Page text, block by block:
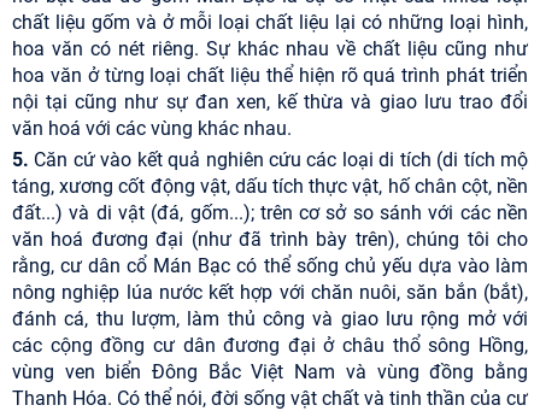
chất liệu gốm và ở mỗi loại chất liệu lại có những loại hình,
hoa văn có nét riêng. Sự khác nhau về chất liệu cũng như
hoa văn ở từng loại chất liệu thể hiện rõ quá trình phát triển
nội tại cũng như sự đan xen, kế thừa và giao lưu trao đổi
văn hoá với các vùng khác nhau.
5. Căn cứ vào kết quả nghiên cứu các loại di tích (di tích mộ
táng, xương cốt động vật, dấu tích thực vật, hố chân cột, nền
đất...) và di vật (đá, gốm...); trên cơ sở so sánh với các nền
văn hoá đương đại (như đã trình bày trên), chúng tôi cho
rằng, cư dân cổ Mán Bạc có thể sống chủ yếu dựa vào làm
nông nghiệp lúa nước kết hợp với chăn nuôi, săn bắn (bắt),
đánh cá, thu lượm, làm thủ công và giao lưu rộng mở với
các cộng đồng cư dân đương đại ở châu thổ sông Hồng,
vùng ven biển Đông Bắc Việt Nam và vùng đồng bằng
Thanh Hóa. Có thể nói, đời sống vật chất và tinh thần của cư